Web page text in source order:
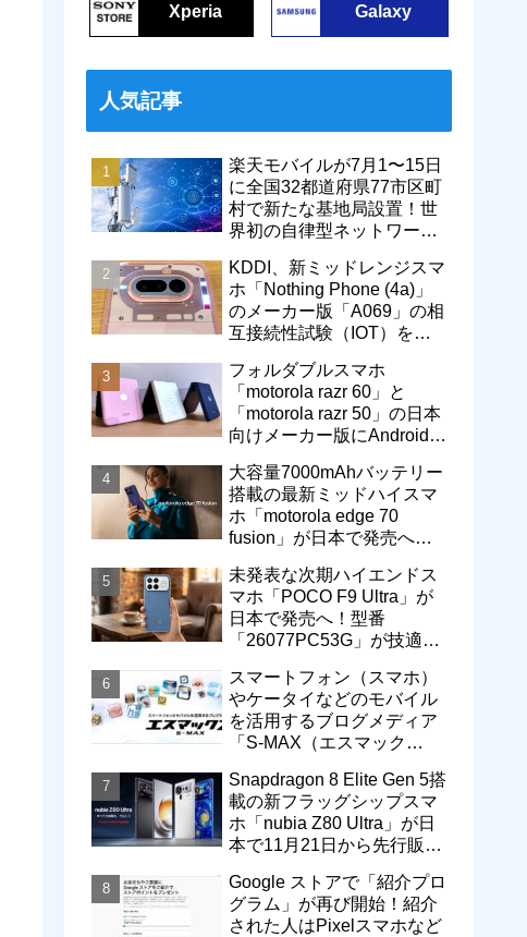
Xperia Galaxy
人気記事
楽天モバイルが7月1〜15日
に全国32都道府県77市区町
村で新たな基地局設置！世
界初の自律型ネットワーク
通信品質も改善
KDDI、新ミッドレンジスマ
ホ「Nothing Phone (4a)」
のメーカー版「A069」の相
互接続性試験（IOT）を完
フォルダブルスマホ
「motorola razr 60」と
「motorola razr 50」の日本
向けメーカー版にAndroid
プが提供開始
大容量7000mAhバッテリー
搭載の最新ミッドハイスマ
ホ「motorola edge 70
fusion」が日本で発売へ！
過
未発表な次期ハイエンドス
マホ「POCO F9 Ultra」が
日本で発売へ！型番
「26077PC53G」が技適通
テリー搭載に
スマートフォン（スマホ）
やケータイなどのモバイル
を活用するブログメディア
「S-MAX（エスマック
Snapdragon 8 Elite Gen 5搭
載の新フラッグシップスマ
ホ「nubia Z80 Ultra」が日
本で11月21日から先行販
Google ストアで「紹介プロ
グラム」が再び開始！紹介
された人はPixelスマホなど